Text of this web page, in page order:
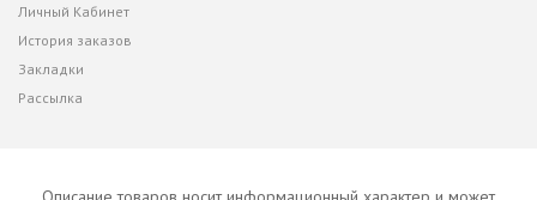
Личный Кабинет
История заказов
Закладки
Рассылка